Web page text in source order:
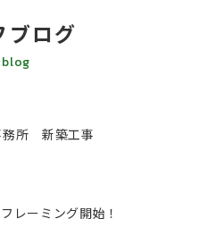
ブログ
所 新築工事
ーミング開始！